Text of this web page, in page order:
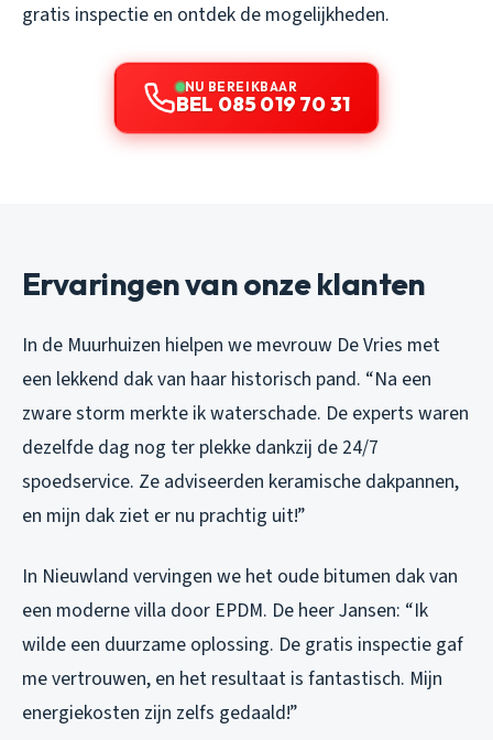
gratis inspectie en ontdek de mogelijkheden.
NU BEREIKBAAR
BEL 085 019 70 31
Ervaringen van onze klanten
In de Muurhuizen hielpen we mevrouw De Vries met
een lekkend dak van haar historisch pand. “Na een
zware storm merkte ik waterschade. De experts waren
dezelfde dag nog ter plekke dankzij de 24/7
spoedservice. Ze adviseerden keramische dakpannen,
en mijn dak ziet er nu prachtig uit!”
In Nieuwland vervingen we het oude bitumen dak van
een moderne villa door EPDM. De heer Jansen: “Ik
wilde een duurzame oplossing. De gratis inspectie gaf
me vertrouwen, en het resultaat is fantastisch. Mijn
energiekosten zijn zelfs gedaald!”